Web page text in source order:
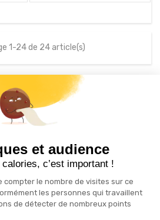
1-24 de 24 article(s)
par e-mail en vous abonnant
et audience
c’est important !
compter le nombre de visites sur ce
les personnes qui travaillent
de détecter de nombreux points